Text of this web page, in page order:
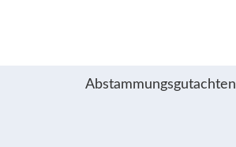
Abstammungsgutachten